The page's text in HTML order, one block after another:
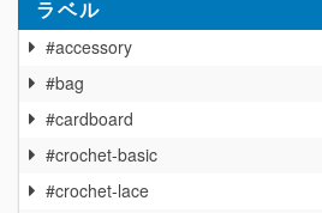
ラベル
#accessory
#bag
#cardboard
#crochet-basic
#crochet-lace